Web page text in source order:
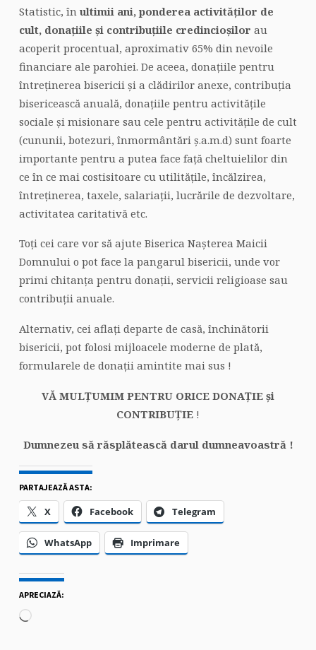
Statistic, în ultimii ani, ponderea activităților de
cult, donațiile și contribuțiile credincioșilor au
acoperit procentual, aproximativ 65% din nevoile
financiare ale parohiei. De aceea, donațiile pentru
întreținerea bisericii și a clădirilor anexe, contribuția
bisericească anuală, donațiile pentru activitățile
sociale și misionare sau cele pentru activitățile de cult
(cununii, botezuri, înmormântări ș.a.m.d) sunt foarte
importante pentru a putea face față cheltuielilor din
ce în ce mai costisitoare cu utilitățile, încălzirea,
întreținerea, taxele, salariații, lucrările de dezvoltare,
activitatea caritativă etc.
Toți cei care vor să ajute Biserica Nașterea Maicii
Domnului o pot face la pangarul bisericii, unde vor
primi chitanța pentru donații, servicii religioase sau
contribuții anuale.
Alternativ, cei aflați departe de casă, închinătorii
bisericii, pot folosi mijloacele moderne de plată,
formularele de donații amintite mai sus !
VĂ MULŢUMIM PENTRU ORICE DONAŢIE și
CONTRIBUȚIE !
Dumnezeu să răsplătească darul dumneavoastră !
PARTAJEAZĂ ASTA:
X Facebook Telegram
WhatsApp Imprimare
APRECIAZĂ:
Încarc...